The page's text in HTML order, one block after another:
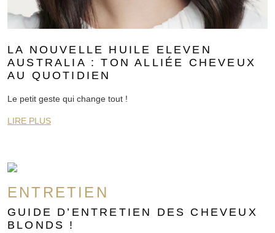
LA NOUVELLE HUILE ELEVEN
AUSTRALIA : TON ALLIÉE CHEVEUX
AU QUOTIDIEN
Le petit geste qui change tout !
LIRE PLUS
ENTRETIEN
GUIDE D’ENTRETIEN DES CHEVEUX
BLONDS !